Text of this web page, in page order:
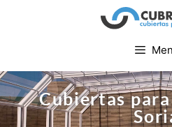
Cubiertas